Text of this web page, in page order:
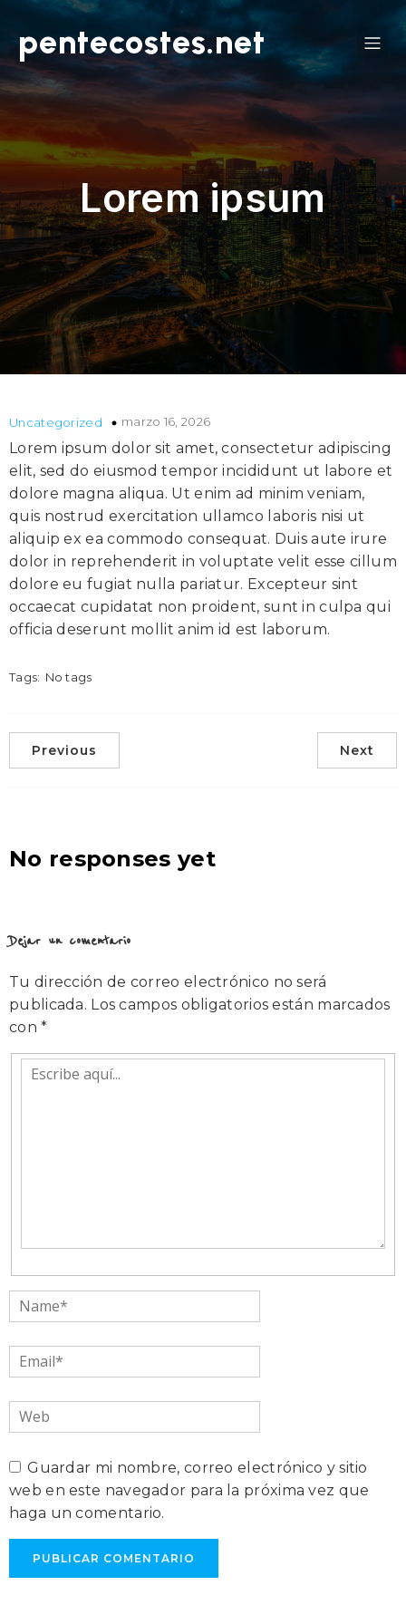
pentecostes.net
Lorem ipsum
Uncategorized marzo 16, 2026
Lorem ipsum dolor sit amet, consectetur adipiscing
elit, sed do eiusmod tempor incididunt ut labore et
dolore magna aliqua. Ut enim ad minim veniam,
quis nostrud exercitation ullamco laboris nisi ut
aliquip ex ea commodo consequat. Duis aute irure
dolor in reprehenderit in voluptate velit esse cillum
dolore eu fugiat nulla pariatur. Excepteur sint
occaecat cupidatat non proident, sunt in culpa qui
officia deserunt mollit anim id est laborum.
Tags: No tags
Previous Next
No responses yet
Dejar un comentario
Tu dirección de correo electrónico no será
publicada. Los campos obligatorios están marcados
con*
Escribe
Name*
Email*
Web
Guardar mi nombre, correo electrónico y sitio
web en este navegador para la próxima vez que
haga un comentario.